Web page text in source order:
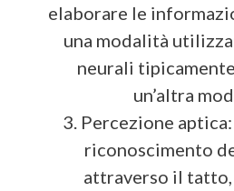
elaborare le
una modalità
neurali
un’altra
3. Percezione
riconoscimento
attraverso il tatto,